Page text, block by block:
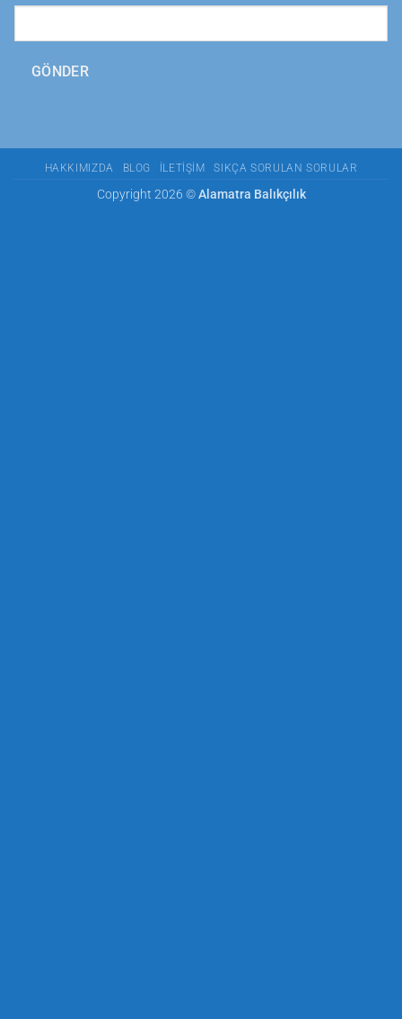
GÖNDER
HAKKIMIZDA BLOG İLETIŞIM SIKÇA SORULAN SORULAR
Copyright 2026 ©Alamatra Balıkçılık